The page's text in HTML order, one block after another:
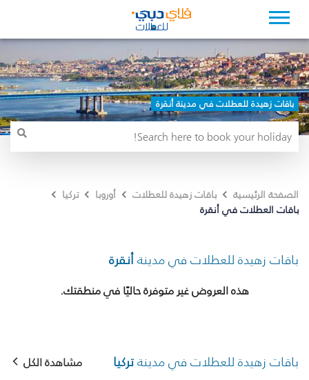
باقات زهيدة للعطلات في مدينة أنقرة
الصفحة الرئيسية باقات زهيدة للعطلات أوروبا
تركيا
باقات العطلات في أنقرة
باقات زهيدة للعطلات في مدينةأنقرة
هذه العروض غير متوفرة حاليًا في منطقتك.
باقات زهيدة للعطلات في مدينةتركيا مشاهدة الكل